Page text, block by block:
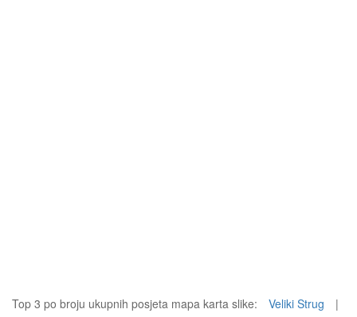
Top 3 po broju ukupnih posjeta mapa karta slike: Veliki Strug
|